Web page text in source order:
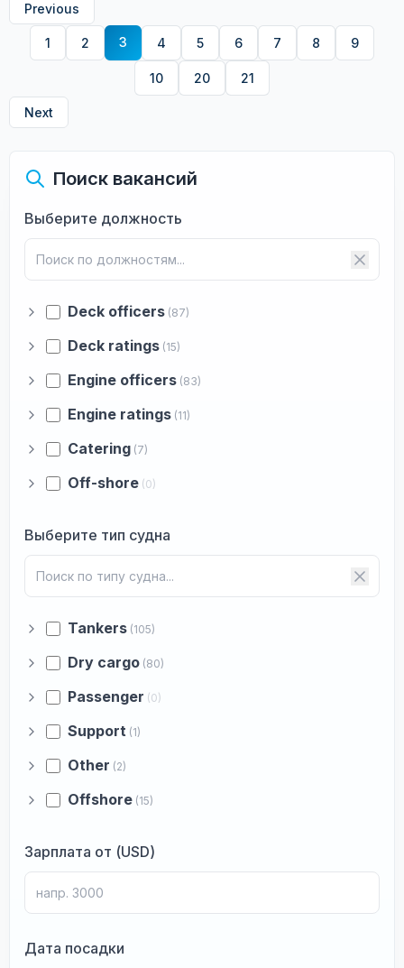
Поиск вакансий
Выберите должность
Deck officers (87)
Deck ratings (15)
Engine officers (83)
Engine ratings (11)
Catering (7)
Off-shore (0)
Выберите тип судна
Tankers (105)
Dry cargo (80)
Passenger (0)
Support (1)
Other (2)
Offshore (15)
Зарплата от (USD)
Дата посадки
Previous
1 2 3 4 5 6 7 8 9
10 20 21
Next